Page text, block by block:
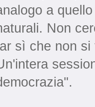
a
Non
sì che non si